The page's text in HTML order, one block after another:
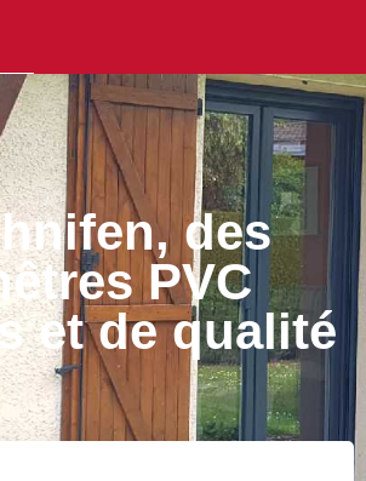
des
PVC
et de qualité